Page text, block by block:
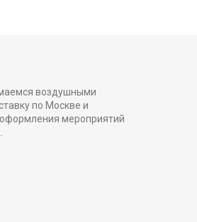
воздушными
по Москве и
мероприятий